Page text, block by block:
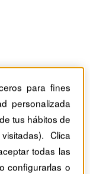
para fines
personalizada
tus hábitos de
Clica
todas las
configurarlas o